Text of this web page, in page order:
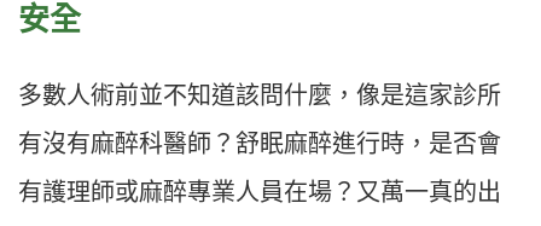
安全
多數人術前並不知道該問什麼，像是這家診所
有沒有麻醉科醫師？舒眠麻醉進行時，是否會
有護理師或麻醉專業人員在場？又萬一真的出